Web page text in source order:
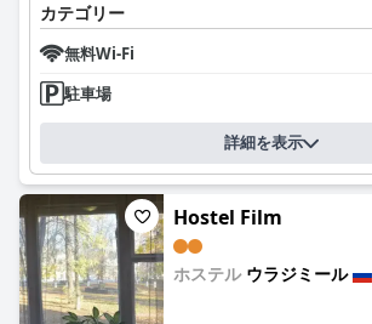
カテゴリー
無料Wi-Fi
駐車場
詳細を表示
Hostel Film
ホステル ウラジミール